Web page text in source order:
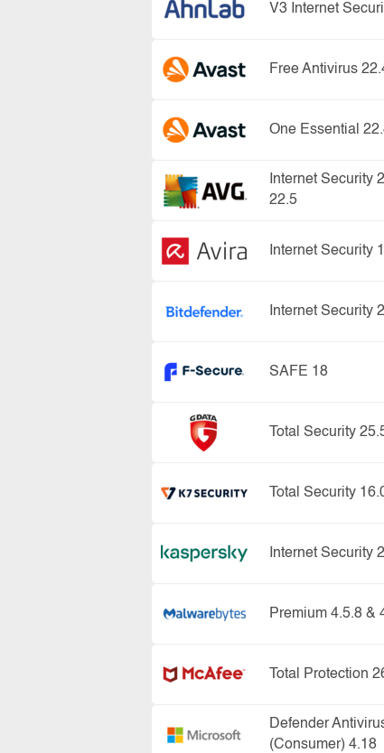
V3 Internet
Free Antivirus
One Essential
Internet Security
22.5
Internet Security
Internet Security
SAFE 18
Total Security
Total Security
Internet Security
Premium 4.5.8 &
Total Protection
Defender
(Consumer) 4.18